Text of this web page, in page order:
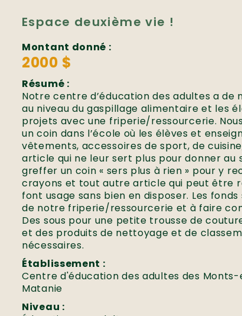
Espace deuxième vie !
Montant donné :
2000 $
Résumé :
Notre centre d’éducation des adultes a de
au niveau du gaspillage alimentaire et les
projets avec une friperie/ressourcerie.
un coin dans l’école où les élèves et
vêtements, accessoires de sport, de
article qui ne leur sert plus pour donner au
greffer un coin « sers plus à rien » pour y
crayons et tout autre article qui peut être
font usage sans bien en disposer. Les
de notre friperie/ressourcerie et à faire
Des sous pour une petite trousse de
et des produits de nettoyage et de
nécessaires.
Établissement :
Centre d'éducation des adultes des
Matanie
Niveau :